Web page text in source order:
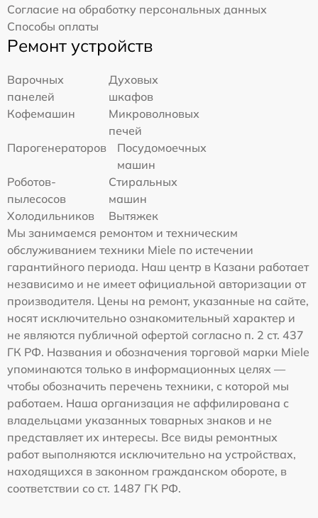
Согласие на обработку персональных данных
Способы оплаты
Ремонт устройств
Варочных
панелей
Духовых
шкафов
Кофемашин
Микроволновых
печей
Парогенераторов
Посудомоечных
машин
Роботов-
пылесосов
Стиральных
машин
Холодильников
Вытяжек
Мы занимаемся ремонтом и техническим
обслуживанием техники Miele по истечении
гарантийного периода. Наш центр в Казани работает
независимо и не имеет официальной авторизации от
производителя. Цены на ремонт, указанные на сайте,
носят исключительно ознакомительный характер и
не являются публичной офертой согласно п. 2 ст. 437
ГК РФ. Названия и обозначения торговой марки Miele
упоминаются только в информационных целях —
чтобы обозначить перечень техники, с которой мы
работаем. Наша организация не аффилирована с
владельцами указанных товарных знаков и не
представляет их интересы. Все виды ремонтных
работ выполняются исключительно на устройствах,
находящихся в законном гражданском обороте, в
соответствии со ст. 1487 ГК РФ.